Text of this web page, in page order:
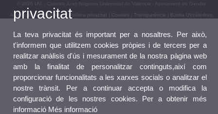
© 2026 UV. - Càtedra Joan Noguera Universitat de València - Ajuntament de Gandia
Avís legal|Accessibilitat| Política privacitat Cookies Transparència Bústia UVcàtedres
privacitat
La teva privacitat és important per a nosaltres. Per això,
t'informem que utilitzem cookies pròpies i de tercers per a
realitzar anàlisis d'ús i mesurament de la nostra pàgina web
amb la finalitat de personalitzar continguts,així com
proporcionar funcionalitats a les xarxes socials o analitzar el
nostre trànsit. Per a continuar accepta o modifica la
configuració de les nostres cookies. Per a obtenir més
informació Més informació